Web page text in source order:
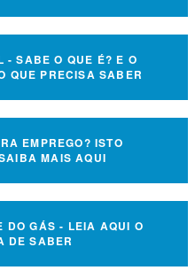
- SABE O QUE É? E O
QUE PRECISA SABER
EMPREGO? ISTO
MAIS AQUI
DO GÁS - LEIA AQUI O
DE SABER